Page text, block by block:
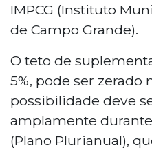
IMPCG (Instituto
de Campo Grande).
O teto de
5%, pode ser zerado
possibilidade deve
amplamente
(Plano Plurianual),